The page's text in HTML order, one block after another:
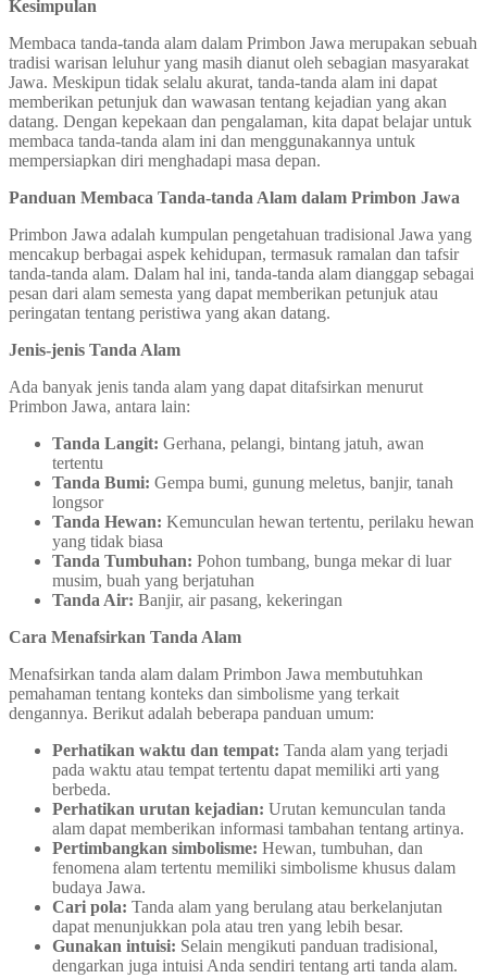
Kesimpulan
Membaca tanda-tanda alam dalam Primbon Jawa merupakan sebuah
tradisi warisan leluhur yang masih dianut oleh sebagian masyarakat
Jawa. Meskipun tidak selalu akurat, tanda-tanda alam ini dapat
memberikan petunjuk dan wawasan tentang kejadian yang akan
datang. Dengan kepekaan dan pengalaman, kita dapat belajar untuk
membaca tanda-tanda alam ini dan menggunakannya untuk
mempersiapkan diri menghadapi masa depan.
Panduan Membaca Tanda-tanda Alam dalam Primbon Jawa
Primbon Jawa adalah kumpulan pengetahuan tradisional Jawa yang
mencakup berbagai aspek kehidupan, termasuk ramalan dan tafsir
tanda-tanda alam. Dalam hal ini, tanda-tanda alam dianggap sebagai
pesan dari alam semesta yang dapat memberikan petunjuk atau
peringatan tentang peristiwa yang akan datang.
Jenis-jenis Tanda Alam
Ada banyak jenis tanda alam yang dapat ditafsirkan menurut
Primbon Jawa, antara lain:
Tanda Langit: Gerhana, pelangi, bintang jatuh, awan
tertentu
Tanda Bumi: Gempa bumi, gunung meletus, banjir, tanah
longsor
Tanda Hewan: Kemunculan hewan tertentu, perilaku hewan
yang tidak biasa
Tanda Tumbuhan: Pohon tumbang, bunga mekar di luar
musim, buah yang berjatuhan
Tanda Air: Banjir, air pasang, kekeringan
Cara Menafsirkan Tanda Alam
Menafsirkan tanda alam dalam Primbon Jawa membutuhkan
pemahaman tentang konteks dan simbolisme yang terkait
dengannya. Berikut adalah beberapa panduan umum:
Perhatikan waktu dan tempat: Tanda alam yang terjadi
pada waktu atau tempat tertentu dapat memiliki arti yang
berbeda.
Perhatikan urutan kejadian: Urutan kemunculan tanda
alam dapat memberikan informasi tambahan tentang artinya.
Pertimbangkan simbolisme: Hewan, tumbuhan, dan
fenomena alam tertentu memiliki simbolisme khusus dalam
budaya Jawa.
Cari pola: Tanda alam yang berulang atau berkelanjutan
dapat menunjukkan pola atau tren yang lebih besar.
Gunakan intuisi: Selain mengikuti panduan tradisional,
dengarkan juga intuisi Anda sendiri tentang arti tanda alam.